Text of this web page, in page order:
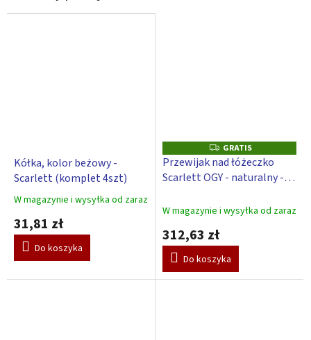
Kółka, kolor beżowy -
Scarlett (komplet 4szt)
Średnia
produktu
wynosi
3,0
5
W magazynie i wysyłka od zaraz
31,81 zł
Do koszyka
G
R
A
T
GRATIS
Przewijak nad łóżeczko
Scarlett OGY - naturalny - z
Galaktyka - beżowy
W magazynie i wysyłka od zaraz
312,63 zł
Do koszyka